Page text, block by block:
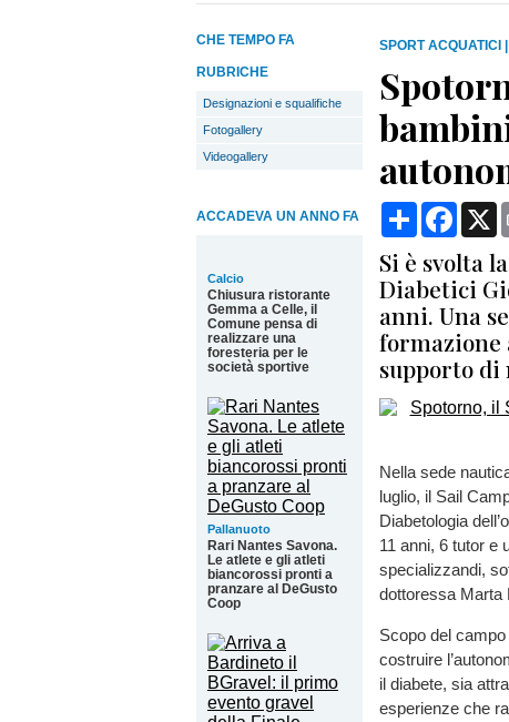
CHE TEMPO FA
RUBRICHE
Designazioni e squalifiche
Fotogallery
Videogallery
ACCADEVA UN ANNO FA
Calcio
Chiusura ristorante
Gemma a Celle, il
Comune pensa di
realizzare una
foresteria per le
società sportive
Pallanuoto
Rari Nantes Savona.
Le atlete e gli atleti
biancorossi pronti a
pranzare al DeGusto
Coop
SPORT ACQUATICI
Condividi X
Si è svolta
Diabetici
anni. Una
formazione
supporto
Nella sede
luglio, il Sail
Diabetologia
11 anni, 6 tutor e
specializzandi,
dottoressa Marta
Scopo del
costruire
il diabete, sia
esperienze che